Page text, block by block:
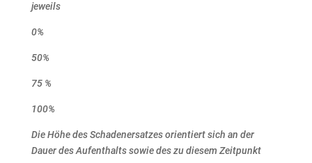
jeweils
0%
50%
75 %
100%
Die Höhe des Schadenersatzes orientiert sich an der
Dauer des Aufenthalts sowie des zu diesem Zeitpunkt